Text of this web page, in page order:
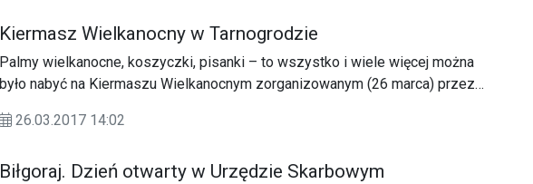
Kiermasz Wielkanocny w Tarnogrodzie
Palmy wielkanocne, koszyczki, pisanki – to wszystko i wiele więcej można
było nabyć na Kiermaszu Wielkanocnym zorganizowanym (26 marca) przez
26.03.2017 14:02
Biłgoraj. Dzień otwarty w Urzędzie Skarbowym